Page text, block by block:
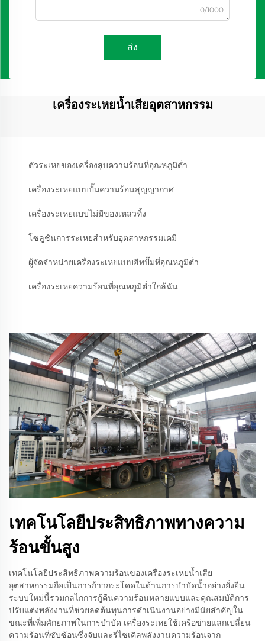
0/1000
ส่ง
เครื่องระเหยน้ำเสียอุตสาหกรรม
ตัวระเหยของเครื่องสูบความร้อนที่อุณหภูมิต่ำ
เครื่องระเหยแบบปั๊มความร้อนสุญญากาศ
เครื่องระเหยแบบไม่มีของเหลวทิ้ง
โซลูชันการระเหยสำหรับอุตสาหกรรมเคมี
ผู้จัดจำหน่ายเครื่องระเหยแบบฮีทปั๊มที่อุณหภูมิต่ำ
เครื่องระเหยความร้อนที่อุณหภูมิต่ำใกล้ฉัน
เทคโนโลยีประสิทธิภาพทางความ
ร้อนขั้นสูง
เทคโนโลยีประสิทธิภาพความร้อนของเครื่องระเหยน้ำเสีย
อุตสาหกรรมถือเป็นการก้าวกระโดดในด้านการบำบัดน้ำอย่างยั่งยืน
ระบบใหม่นี้รวมกลไกการกู้คืนความร้อนหลายแบบและคุณสมบัติการ
ปรับแต่งพลังงานที่ช่วยลดต้นทุนการดำเนินงานอย่างมีนัยสำคัญใน
ขณะที่เพิ่มศักยภาพในการบำบัด เครื่องระเหยใช้เครือข่ายแลกเปลี่ยน
ความร้อนที่ซับซ้อนซึ่งจับและรีไซเคิลพลังงานความร้อนจาก